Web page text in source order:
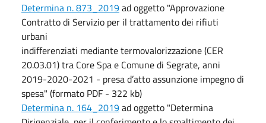
Determina n. 873_2019ad oggetto "Approvazione
Contratto di Servizio per il trattamento dei rifiuti
urbani
indifferenziati mediante termovalorizzazione (CER
20.03.01) tra Core Spa e Comune di Segrate, anni
2019-2020-2021 - presa d’atto assunzione impegno di
spesa" (formato PDF - 322 kb)
Determina n. 164_2019ad oggetto "Determina